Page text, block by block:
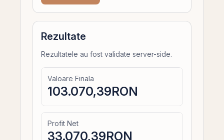
Rezultate
Rezultatele au fost validate server-side.
Valoare Finala
103.070,39RON
Profit Net
33.070,39RON